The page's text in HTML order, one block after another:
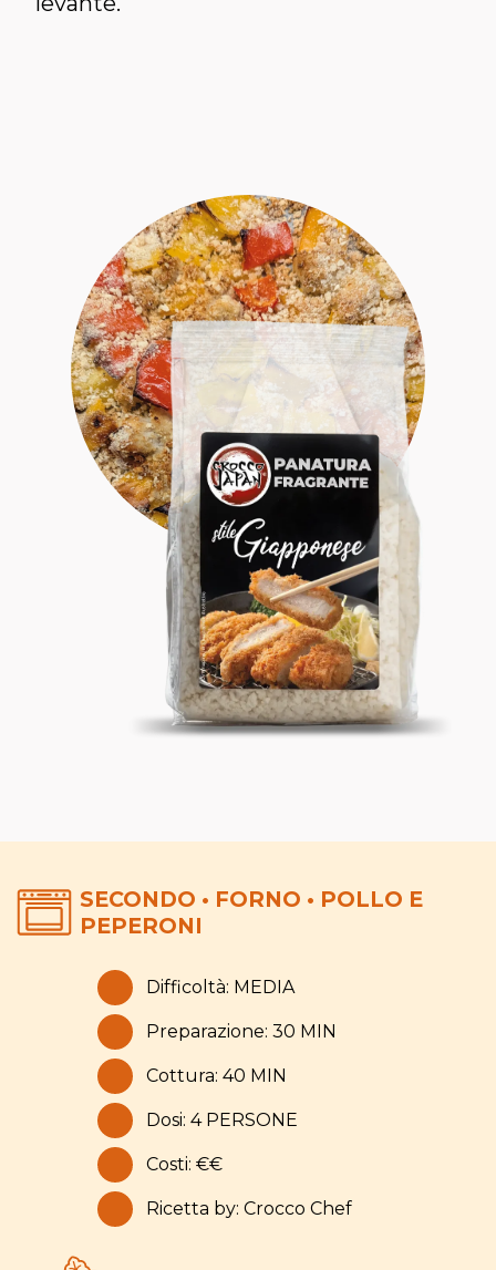
SECONDO • FORNO • POLLO E
PEPERONI
Difficoltà: MEDIA
Preparazione: 30 MIN
Cottura: 40 MIN
Dosi: 4 PERSONE
Costi: €€
Ricetta by: Crocco Chef